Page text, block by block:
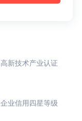
高新技术产业认证
企业信用四星等级